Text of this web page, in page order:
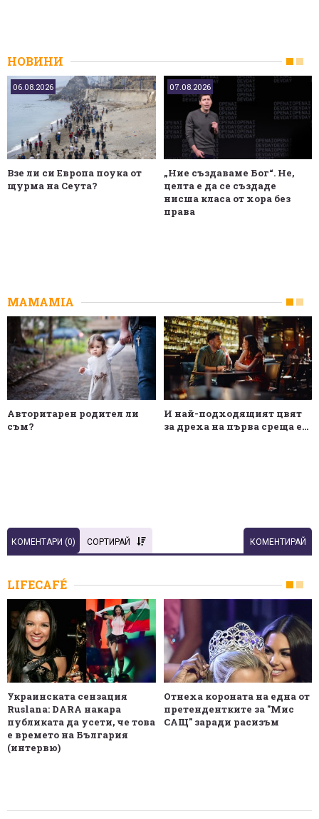
НОВИНИ
06.08.2026
Взе ли си Европа поука от
щурма на Сеута?
07.08.2026
„Ние създаваме Бог“. Не,
целта е да се създаде
нисша класа от хора без
права
MAMAMIA
Авторитарен родител ли
съм?
И най-подходящият цвят
за дреха на първа среща е...
КОМЕНТАРИ (0) СОРТИРАЙ КОМЕНТИРАЙ
LIFECAFÉ
Украинската сензация
Ruslana: DARA накара
публиката да усети, че това
е времето на България
(интервю)
Отнеха короната на една от
претендентките за "Мис
САЩ" заради расизъм